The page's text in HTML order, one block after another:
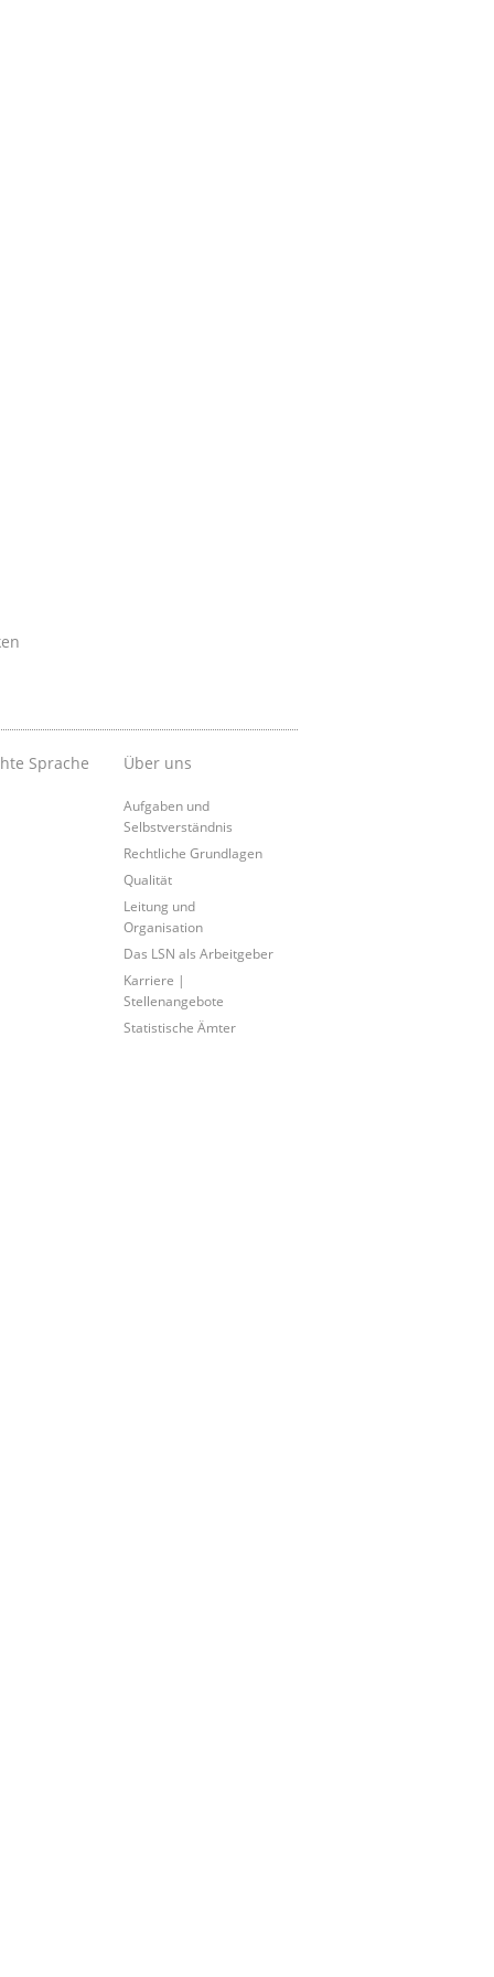
Sprache Über uns
Aufgaben und
Selbstverständnis
Rechtliche Grundlagen
Qualität
Leitung und
Organisation
Das LSN als Arbeitgeber
Karriere |
Stellenangebote
Statistische Ämter